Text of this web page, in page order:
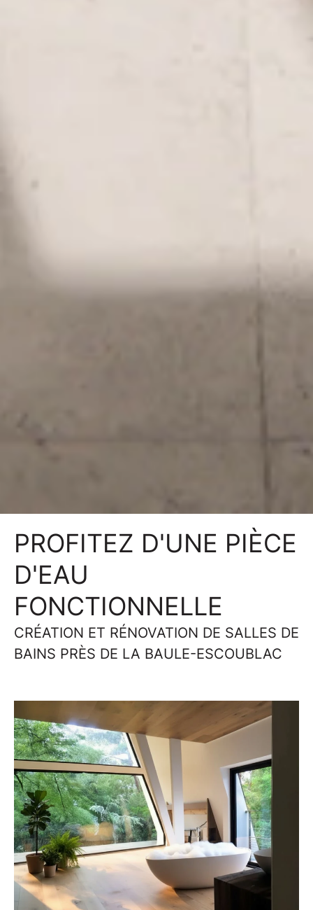
CRÉATION ET RÉNOVATION DE SALLES DE
BAINS PRÈS DE LA BAULE-ESCOUBLAC
PROFITEZ D'UNE PIÈCE
D'EAU
FONCTIONNELLE